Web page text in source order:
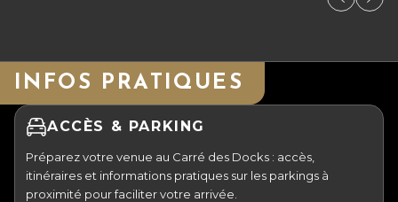
INFOS PRATIQUES
ACCÈS & PARKING
Préparez votre venue au Carré des Docks : accès,
itinéraires et informations pratiques sur les parkings à
proximité pour faciliter votre arrivée.